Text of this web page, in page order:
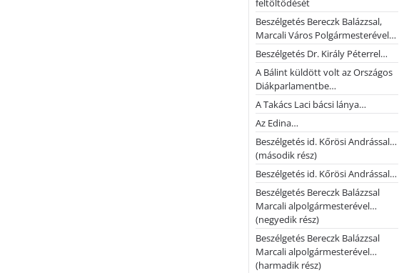
feltöltődését
Beszélgetés Bereczk Balázzsal,
Marcali Város Polgármesterével…
Beszélgetés Dr. Király Péterrel…
A Bálint küldött volt az Országos
Diákparlamentbe…
A Takács Laci bácsi lánya…
Az Edina…
Beszélgetés id. Kőrösi Andrással…
(második rész)
Beszélgetés id. Kőrösi Andrással…
Beszélgetés Bereczk Balázzsal
Marcali alpolgármesterével…
(negyedik rész)
Beszélgetés Bereczk Balázzsal
Marcali alpolgármesterével…
(harmadik rész)